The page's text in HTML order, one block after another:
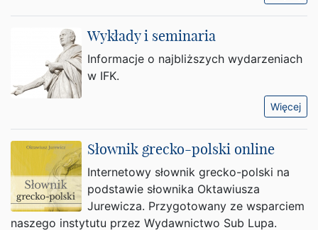
Wykłady i seminaria
Informacje o najbliższych wydarzeniach
w IFK.
Więcej
Słownik grecko-polski online
Internetowy słownik grecko-polski na
podstawie słownika Oktawiusza
Jurewicza. Przygotowany ze wsparciem
naszego instytutu przez Wydawnictwo Sub Lupa.